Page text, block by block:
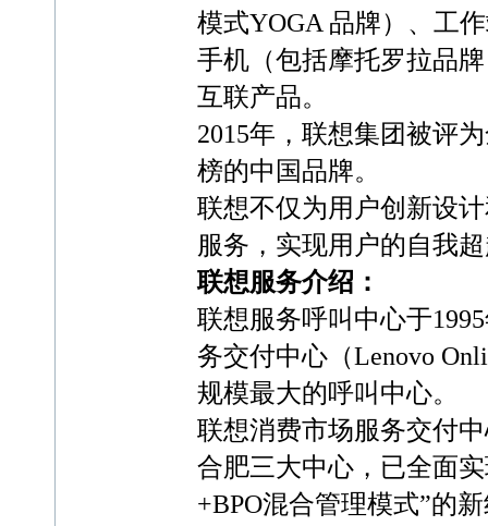
模式YOGA 品牌）、工
手机（包括摩托罗拉品
互联产品。
2015年，联想集团被评
榜的中国品牌。
联想不仅为用户创新设
服务，实现用户的自我
联想服务介绍：
联想服务呼叫中心于
务交付中心（Lenovo
规模最大的呼叫中心。
联想消费市场服务交付
合肥三大中心，已全面
+BPO混合管理模式”的